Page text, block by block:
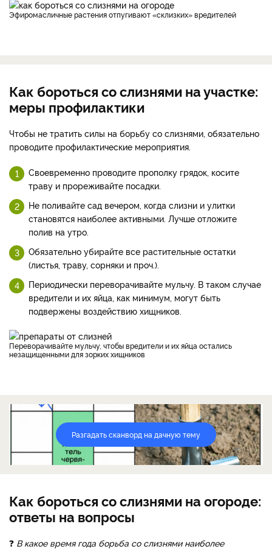
Эфиромасличные растения отпугивают «склизких» вредителей
Как бороться со слизнями на участке:
меры профилактики
Чтобы не тратить силы на борьбу со слизнями, обязательно
проводите профилактические мероприятия.
Своевременно проводите прополку грядок, косите
траву и прореживайте посадки.
Не поливайте сад вечером, когда слизни и улитки
становятся наиболее активными. Лучше отложите
полив на утро.
Обязательно убирайте все растительные остатки
(листья, траву, сорняки и проч.).
Периодически переворачивайте мульчу. В таком случае
вредители и их яйца, как минимум, могут быть
подвержены воздействию хищников.
Переворачивайте мульчу, чтобы вредители и их яйца остались
незащищенными для зорких хищников
Разгадать сканворд на дачную тему
Как бороться со слизнями на огороде:
ответы на вопросы
❓ В какое время года борьба со слизнями наиболее